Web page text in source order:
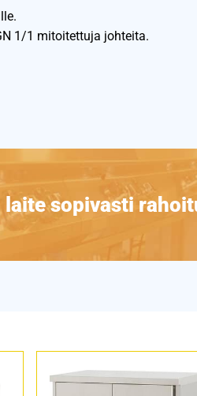
1/1 mitoitettuja johteita.
laite sopivasti